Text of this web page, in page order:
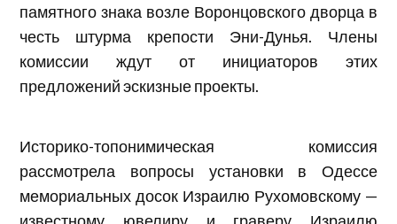
памятного знака возле Воронцовского дворца в
честь штурма крепости Эни-Дунья. Члены
комиссии ждут от инициаторов этих
предложений эскизные проекты.
Историко-топонимическая комиссия
рассмотрела вопросы установки в Одессе
мемориальных досок Израилю Рухомовскому —